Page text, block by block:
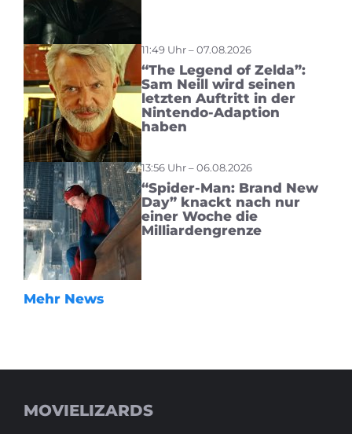
11:49 Uhr – 07.08.2026
“The Legend of Zelda”:
Sam Neill wird seinen
letzten Auftritt in der
Nintendo-Adaption
haben
13:56 Uhr – 06.08.2026
“Spider-Man: Brand New
Day” knackt nach nur
einer Woche die
Milliardengrenze
Mehr News
MOVIELIZARDS